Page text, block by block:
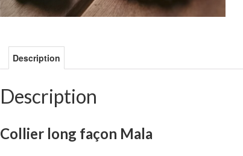
Description
Description
Collier long façon Mala